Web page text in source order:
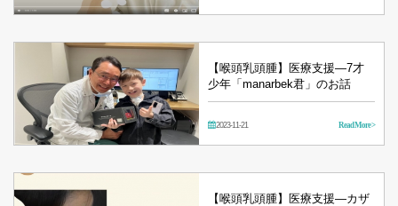
【喉頭乳頭腫】医療支援―7才
少年「manarbek君」のお話
2023-11-21 Read More >
【喉頭乳頭腫】医療支援―カザ